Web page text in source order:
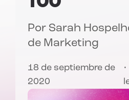
Por Sarah
de Marketing
18 de septiembre de
2020